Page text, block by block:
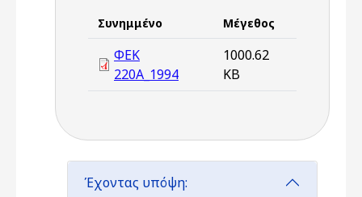
Συνημμένο Μέγεθος
ΦΕΚ
220A_1994
1000.62
KB
Έχοντας υπόψη: